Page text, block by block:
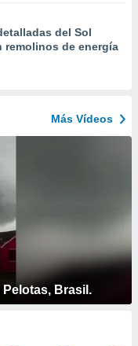
del Sol
remolinos de energía
Más Vídeos
Brasil.